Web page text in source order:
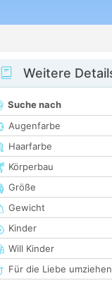
Weitere
Suche nach
Augenfarbe
Haarfarbe
Körperbau
Größe
Gewicht
Kinder
Will Kinder
Für die Liebe